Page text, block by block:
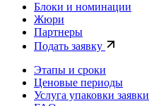
Блоки и номинации
Жюри
Партнеры
Подать заявку
Этапы и сроки
Ценовые периоды
Услуга упаковки заявки